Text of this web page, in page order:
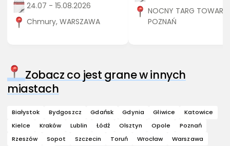
24.07 - 15.08.2026
Chmury, WARSZAWA
NOCNY TARG
POZNAŃ
Zobacz co jest grane w innych
miastach
Białystok Bydgoszcz Gdańsk Gdynia Gliwice
Katowice
Kielce
Kraków Lublin Łódź Olsztyn Opole
Poznań
Rzeszów
Sopot Szczecin Toruń Wrocław
Warszawa